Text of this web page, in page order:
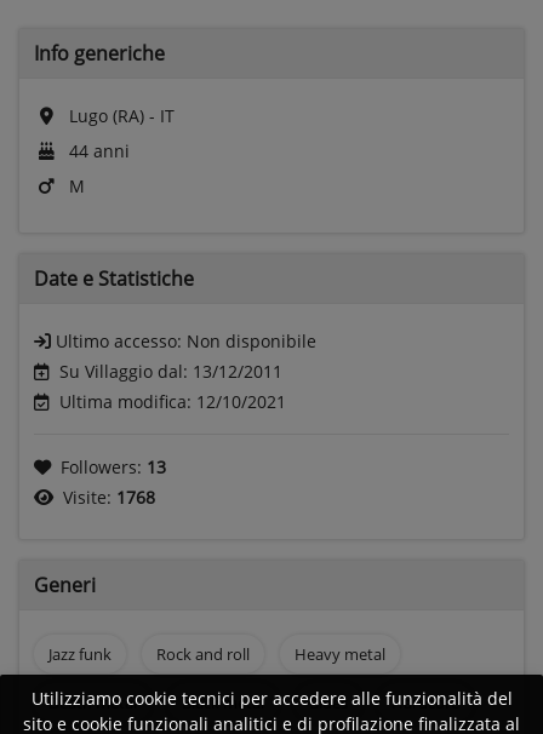
Info generiche
Lugo (RA) - IT
44 anni
M
Date e Statistiche
Ultimo accesso: Non disponibile
Su Villaggio dal: 13/12/2011
Ultima modifica: 12/10/2021
Followers: 13
Visite: 1768
Generi
Jazz funk Rock and roll Heavy metal
Death metal Black metal Blues Hardcore
Utilizziamo cookie tecnici per accedere alle funzionalità del
sito e cookie funzionali analitici e di profilazione finalizzata al